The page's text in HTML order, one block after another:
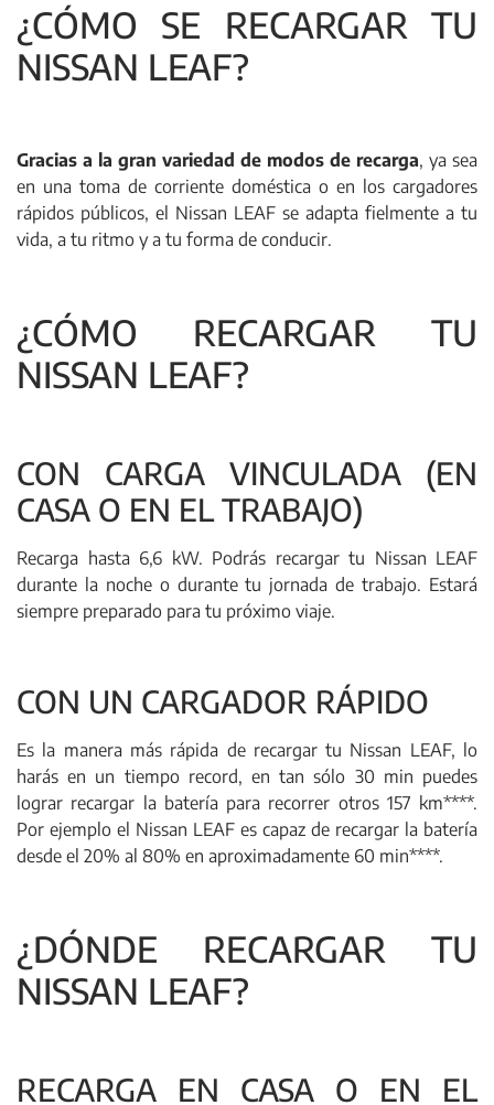
¿CÓMO SE RECARGAR TU
NISSAN LEAF?
Gracias a la gran variedad de modos de recarga, ya sea
en una toma de corriente doméstica o en los cargadores
rápidos públicos, el Nissan LEAF se adapta fielmente a tu
vida, a tu ritmo y a tu forma de conducir.
¿CÓMO RECARGAR TU
NISSAN LEAF?
CON CARGA VINCULADA (EN
CASA O EN EL TRABAJO)
Recarga hasta 6,6 kW. Podrás recargar tu Nissan LEAF
durante la noche o durante tu jornada de trabajo. Estará
siempre preparado para tu próximo viaje.
CON UN CARGADOR RÁPIDO
Es la manera más rápida de recargar tu Nissan LEAF, lo
harás en un tiempo record, en tan sólo 30 min puedes
lograr recargar la batería para recorrer otros 157 km****.
Por ejemplo el Nissan LEAF es capaz de recargar la batería
desde el 20% al 80% en aproximadamente 60 min****.
¿DÓNDE RECARGAR TU
NISSAN LEAF?
RECARGA EN CASA O EN EL